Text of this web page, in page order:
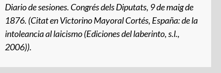
Diario de sesiones. Congrés dels Diputats, 9 de maig de
1876. (Citat en Victorino Mayoral Cortés, España: de la
intoleancia al laicismo(Ediciones del laberinto, s.l.,
2006)).